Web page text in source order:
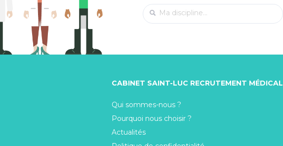
CABINET SAINT-LUC RECRUTEMENT MÉDICAL
Qui sommes-nous ?
Pourquoi nous choisir ?
Actualités